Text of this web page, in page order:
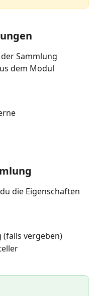
Sammlung
dem Modul
die Eigenschaften
vergeben)